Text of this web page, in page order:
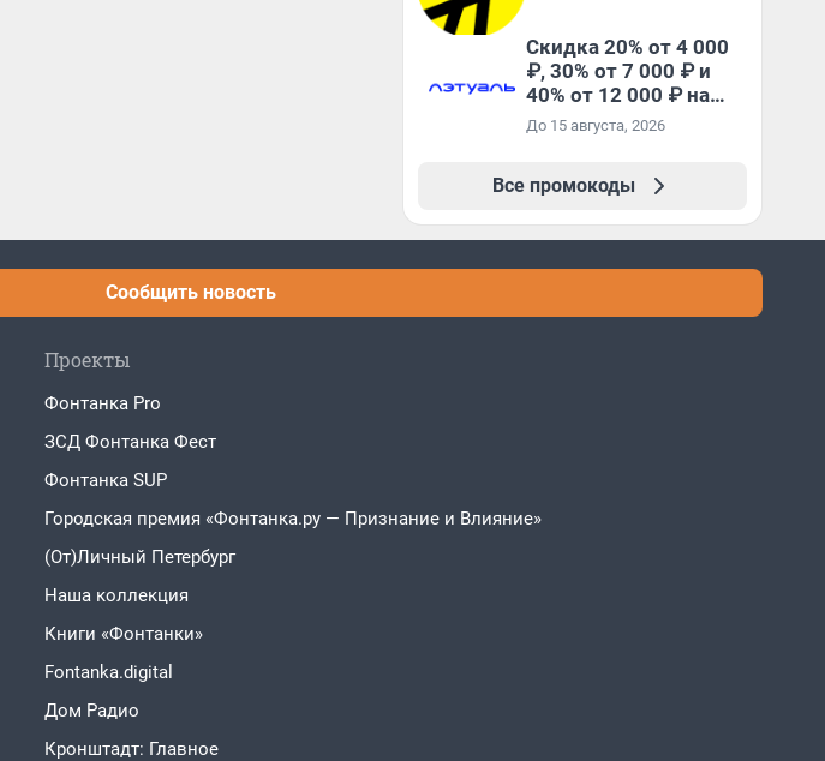
Скидка 20% от 4 000
₽, 30% от 7 000 ₽ и
40% от 12 000 ₽ на
первый и все
До 15 августа, 2026
Все промокоды
Сообщить новость
Проекты
Фонтанка Pro
ЗСД Фонтанка Фест
Фонтанка SUP
Городская премия «Фонтанка.ру — Признание и Влияние»
(От)Личный Петербург
Наша коллекция
Книги «Фонтанки»
Fontanka.digital
Дом Радио
Кронштадт: Главное